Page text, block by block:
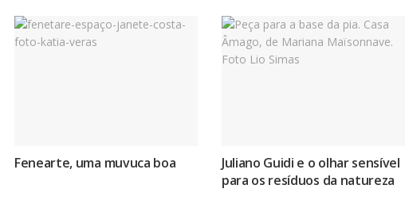
Fenearte, uma muvuca boa
Juliano Guidi e o olhar sensível
para os resíduos da natureza